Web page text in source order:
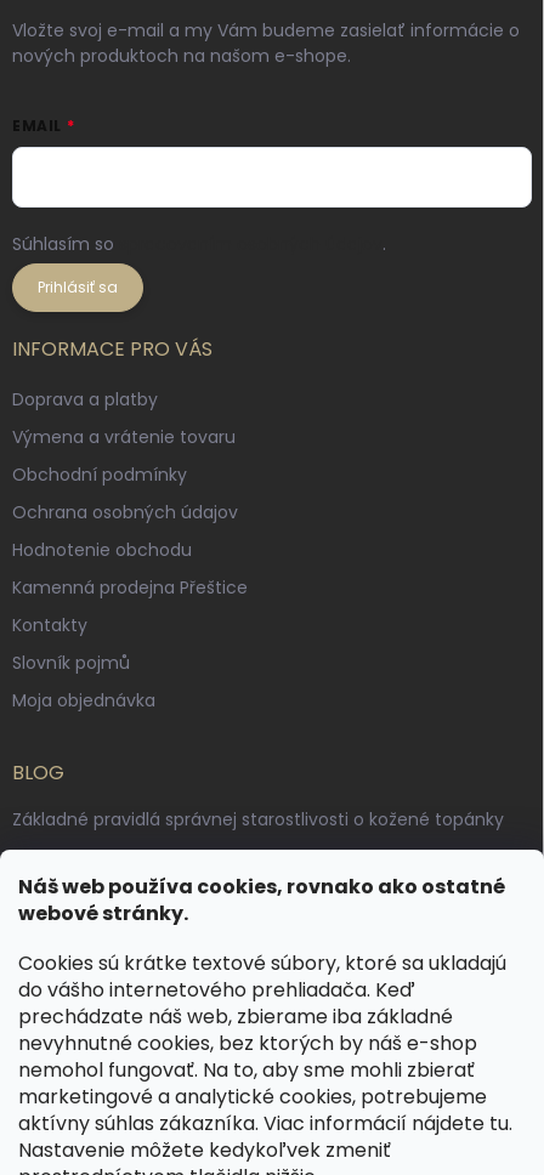
Náš web používa cookies, rovnako ako ostatné
webové stránky.
Cookies sú krátke textové súbory, ktoré sa ukladajú
do vášho internetového prehliadača. Keď
prechádzate náš web, zbierame iba základné
nevyhnutné cookies, bez ktorých by náš e-shop
nemohol fungovať. Na to, aby sme mohli zbierať
marketingové a analytické cookies, potrebujeme
aktívny súhlas zákazníka. Viac informácií nájdete tu.
Nastavenie môžete kedykoľvek zmeniť
Vložte svoj e-mail a my Vám budeme zasielať informácie o
nových produktoch na našom e-shope.
EMAIL
Súhlasím so .
Prihlásiť sa
INFORMACE PRO VÁS
Doprava a platby
Výmena a vrátenie tovaru
Obchodní podmínky
Ochrana osobných údajov
Hodnotenie obchodu
Kamenná prodejna Přeštice
Kontakty
Slovník pojmů
Moja objednávka
BLOG
Základné pravidlá správnej starostlivosti o kožené topánky
Výroba českých kožených opaskov: vôňa pravej kože, dotyk
remesla
KONTAKT
dotazy@ spongr.cz
+420 776 663 962
https://www.facebook.com/spongr.cz